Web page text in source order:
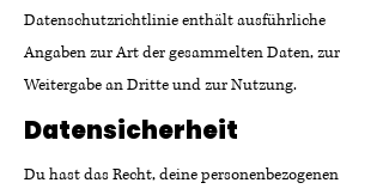
Datenschutzrichtlinie enthält ausführliche
Angaben zur Art der gesammelten Daten, zur
Weitergabe an Dritte und zur Nutzung.
Datensicherheit
Du hast das Recht, deine personenbezogenen